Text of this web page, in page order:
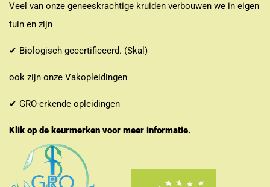
Veel van onze geneeskrachtige kruiden verbouwen we in eigen
tuin en zijn
✔ Biologisch gecertificeerd. (Skal)
ook zijn onze Vakopleidingen
✔ GRO-erkende opleidingen
Klik op de keurmerken voor meer informatie.